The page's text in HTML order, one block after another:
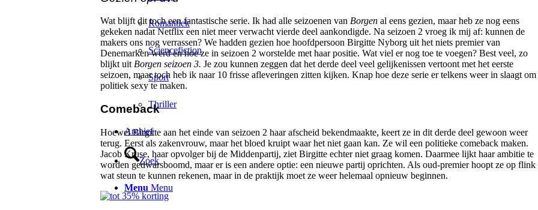
Romantiek
Sciencefiction
Sport
Thriller
Archief
Zoek
Menu Menu
Wat blijft dit toch een fantastische serie. Ik had alle seizoenen van Borgen al eens gezien, maar heb ze nog eens
gekeken nadat Netflix een niet meer verwacht vierde deel aankondigde. Na seizoen 2 vroeg ik mij af: kunnen de
makers ons nog verrassen? We hadden gezien hoe hoofdpersoon Birgitte Nyborg uit het niets premier van
Denemarken werd en hoe ze in seizoen 2 worstelde met haar positie. Wat viel er nog toe te voegen? Best veel, zo
blijkt uit Borgen seizoen 3. Je zou kunnen zeggen dat het derde deel veel gelijkenissen vertoont met het eerste
seizoen, maar toch heb ik naar 10 frisse afleveringen zitten kijken. Knap hoe deze serie er telkens weer in slaagt om
politiek sexy te maken.
Comeback
Hoewel Birgitte aan het einde van seizoen 2 haar afscheid bekendmaakte, keert ze in dit derde deel gewoon weer
terug. Eerst als zakenvrouw, maar het bloed kruipt waar het niet gaan kan. Ze wil een politieke comeback maken.
Jacob Kruse, haar opvolger bij de Middenpartij, ziet Birgitte echter niet graag komen. Daarmee lijkt haar ambitie te
worden gedwarsboomd, maar er is een andere optie: een nieuwe partij oprichten. Als oud-premier hoopt ze op flink
wat steun te kunnen rekenen, maar in de praktijk moet ze weer helemaal opnieuw beginnen.